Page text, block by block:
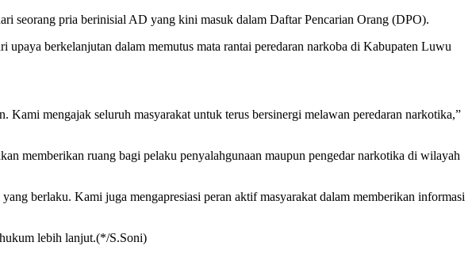
seorang pria berinisial AD yang kini masuk dalam Daftar Pencarian Orang (DPO).
berkelanjutan dalam memutus mata rantai peredaran narkoba di Kabupaten Luwu
mengajak seluruh masyarakat untuk terus bersinergi melawan peredaran narkotika,”
memberikan ruang bagi pelaku penyalahgunaan maupun pengedar narkotika di wilayah
berlaku. Kami juga mengapresiasi peran aktif masyarakat dalam memberikan informasi
lebih lanjut.(*/S.Soni)